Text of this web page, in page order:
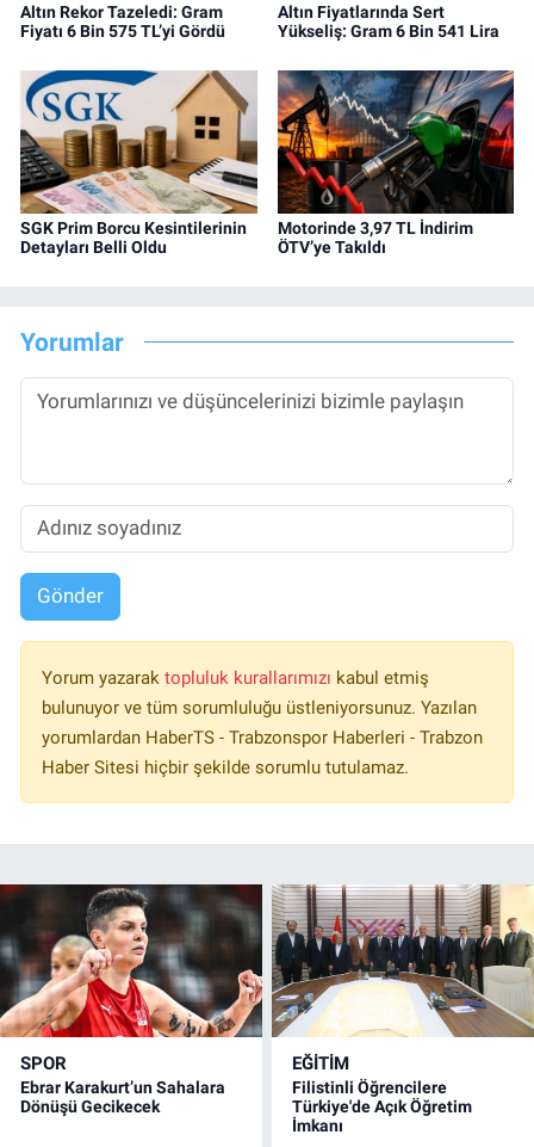
Altın Rekor Tazeledi: Gram
Fiyatı 6 Bin 575 TL’yi Gördü
Altın Fiyatlarında Sert
Yükseliş: Gram 6 Bin 541 Lira
SGK Prim Borcu Kesintilerinin
Detayları Belli Oldu
Motorinde 3,97 TL İndirim
ÖTV’ye Takıldı
Yorumlar
Gönder
Yorum yazarak topluluk kurallarımızı kabul etmiş
bulunuyor ve tüm sorumluluğu üstleniyorsunuz. Yazılan
yorumlardan HaberTS - Trabzonspor Haberleri - Trabzon
Haber Sitesi hiçbir şekilde sorumlu tutulamaz.
SPOR
Ebrar Karakurt’un Sahalara
Dönüşü Gecikecek
EĞİTİM
Filistinli Öğrencilere
Türkiye'de Açık Öğretim
İmkanı